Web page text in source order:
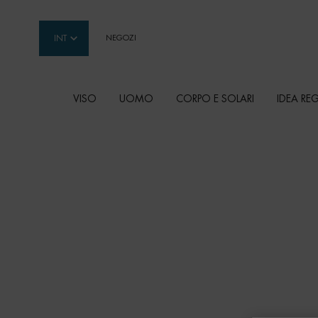
INT NEGOZI
VISO UOMO CORPO E SOLARI IDEA